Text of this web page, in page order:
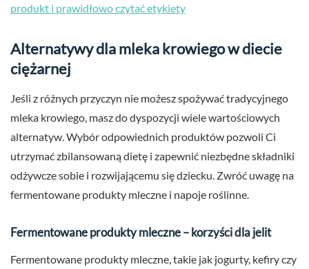
produkt i prawidłowo czytać etykiety
Alternatywy dla mleka krowiego w diecie
ciężarnej
Jeśli z różnych przyczyn nie możesz spożywać tradycyjnego
mleka krowiego, masz do dyspozycji wiele wartościowych
alternatyw. Wybór odpowiednich produktów pozwoli Ci
utrzymać zbilansowaną dietę i zapewnić niezbędne składniki
odżywcze sobie i rozwijającemu się dziecku. Zwróć uwagę na
fermentowane produkty mleczne i napoje roślinne.
Fermentowane produkty mleczne – korzyści dla jelit
Fermentowane produkty mleczne, takie jak jogurty, kefiry czy